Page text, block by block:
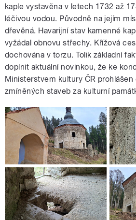
kaple vystavěna v letech 1732 až
léčivou vodou. Původně na jejím
dřevěná. Havarijní stav kamenné
vyžádal obnovu střechy. Křížová
dochována v torzu. Tolik základní
doplnit aktuální novinkou, že ke
Ministerstvem kultury ČR
zmíněných staveb za kulturní